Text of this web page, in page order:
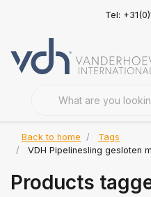
Tel:
Back to home
Tags
VDH Pipelinesling gesloten
Products